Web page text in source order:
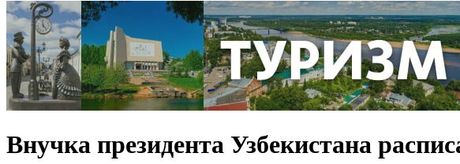
Внучка президента Узбекистана